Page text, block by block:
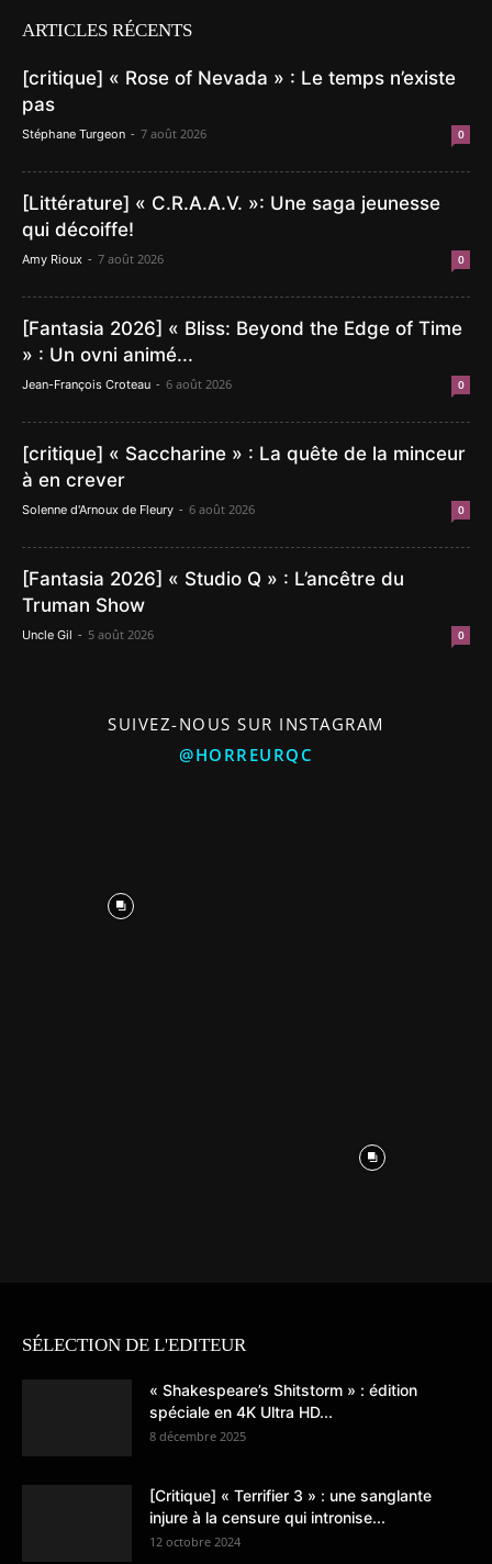
ARTICLES RÉCENTS
[critique] « Rose of Nevada » : Le temps n’existe
pas
Stéphane Turgeon - 7 août 2026 0
[Littérature] « C.R.A.A.V. »: Une saga jeunesse
qui décoiffe!
Amy Rioux - 7 août 2026 0
[Fantasia 2026] « Bliss: Beyond the Edge of Time
» : Un ovni animé...
Jean-François Croteau - 6 août 2026 0
[critique] « Saccharine » : La quête de la minceur
à en crever
Solenne d'Arnoux de Fleury - 6 août 2026 0
[Fantasia 2026] « Studio Q » : L’ancêtre du
Truman Show
Uncle Gil - 5 août 2026 0
SUIVEZ-NOUS SUR INSTAGRAM
@HORREURQC
SÉLECTION DE L'EDITEUR
« Shakespeare’s Shitstorm » : édition
spéciale en 4K Ultra HD...
8 décembre 2025
[Critique] « Terrifier 3 » : une sanglante
injure à la censure qui intronise...
12 octobre 2024